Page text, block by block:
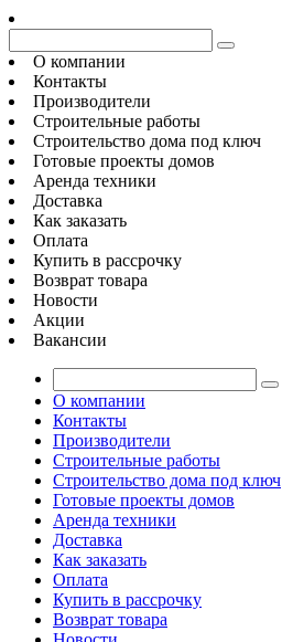
О компании
Контакты
Производители
Строительные работы
Строительство дома под ключ
Готовые проекты домов
Аренда техники
Доставка
Как заказать
Оплата
Купить в рассрочку
Возврат товара
Новости
Акции
Вакансии
О компании
Контакты
Производители
Строительные работы
Строительство дома под ключ
Готовые проекты домов
Аренда техники
Доставка
Как заказать
Оплата
Купить в рассрочку
Возврат товара